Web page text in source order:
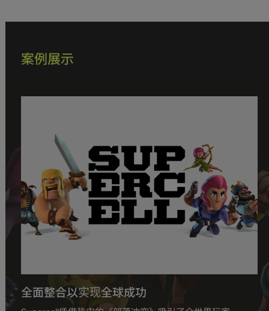
案例展示
全面整合以实现全球成功